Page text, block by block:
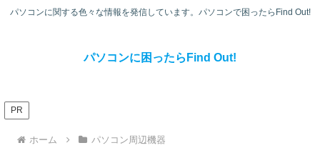
パソコンに関する色々な情報を発信しています。パソコンで困ったらFind Out!
パソコンに困ったらFind Out!
PR
ホーム パソコン周辺機器